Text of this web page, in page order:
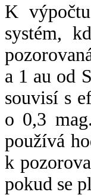
K
systém,
a 1 au od
souvisí s
o 0,3
používá
k
pokud se